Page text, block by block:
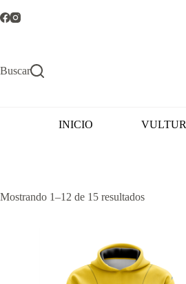
al
Buscar
INICIO VULTUR
Mostrando 1–12 de 15 resultadosOrdenado